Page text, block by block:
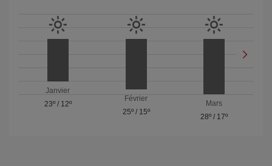
Janvier
23º/ 12º
Février
25º/ 15º
Mars
28º / 17º